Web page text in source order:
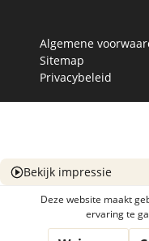
Algemene
Sitemap
Privacybeleid
Bekijk impressie
Deze website maakt
ervaring te